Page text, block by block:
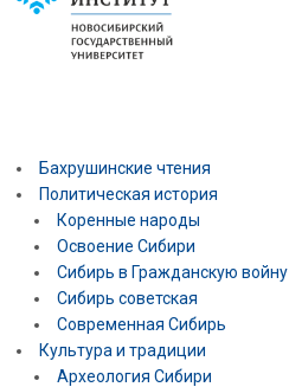
Бахрушинские чтения
Политическая история
Коренные народы
Освоение Сибири
Сибирь в Гражданскую войну
Сибирь советская
Современная Сибирь
Культура и традиции
Археология Сибири